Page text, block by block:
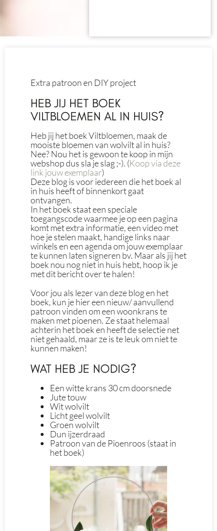
Extra patroon en DIY project
HEB JIJ HET BOEK
VILTBLOEMEN AL IN HUIS?
Heb jij het boek Viltbloemen, maak de
mooiste bloemen van wolvilt al in huis?
Nee? Nou het is gewoon te koop in mijn
webshop dus sla je slag ;-). (Koop via deze
link jouw exemplaar)
Deze blog is voor iedereen die het boek al
in huis heeft of binnenkort gaat
ontvangen.
In het boek staat een speciale
toegangscode waarmee je op een pagina
komt met extra informatie, een video met
hoe je stelen maakt, handige links naar
winkels en een agenda om jouw exemplaar
te kunnen laten signeren bv. Maar als jij het
boek nou nog niet in huis hebt, hoop ik je
met dit bericht over te halen!
Voor jou als lezer van deze blog en het
boek, kun je hier een nieuw/ aanvullend
patroon vinden om een woonkrans te
maken met pioenen. Ze staat helemaal
achterin het boek en heeft de selectie net
niet gehaald, maar ze is te leuk om niet te
kunnen maken!
WAT HEB JE NODIG?
Een witte krans 30 cm doorsnede
Jute touw
Wit wolvilt
Licht geel wolvilt
Groen wolvilt
Dun ijzerdraad
Patroon van de Pioenroos (staat in
het boek)